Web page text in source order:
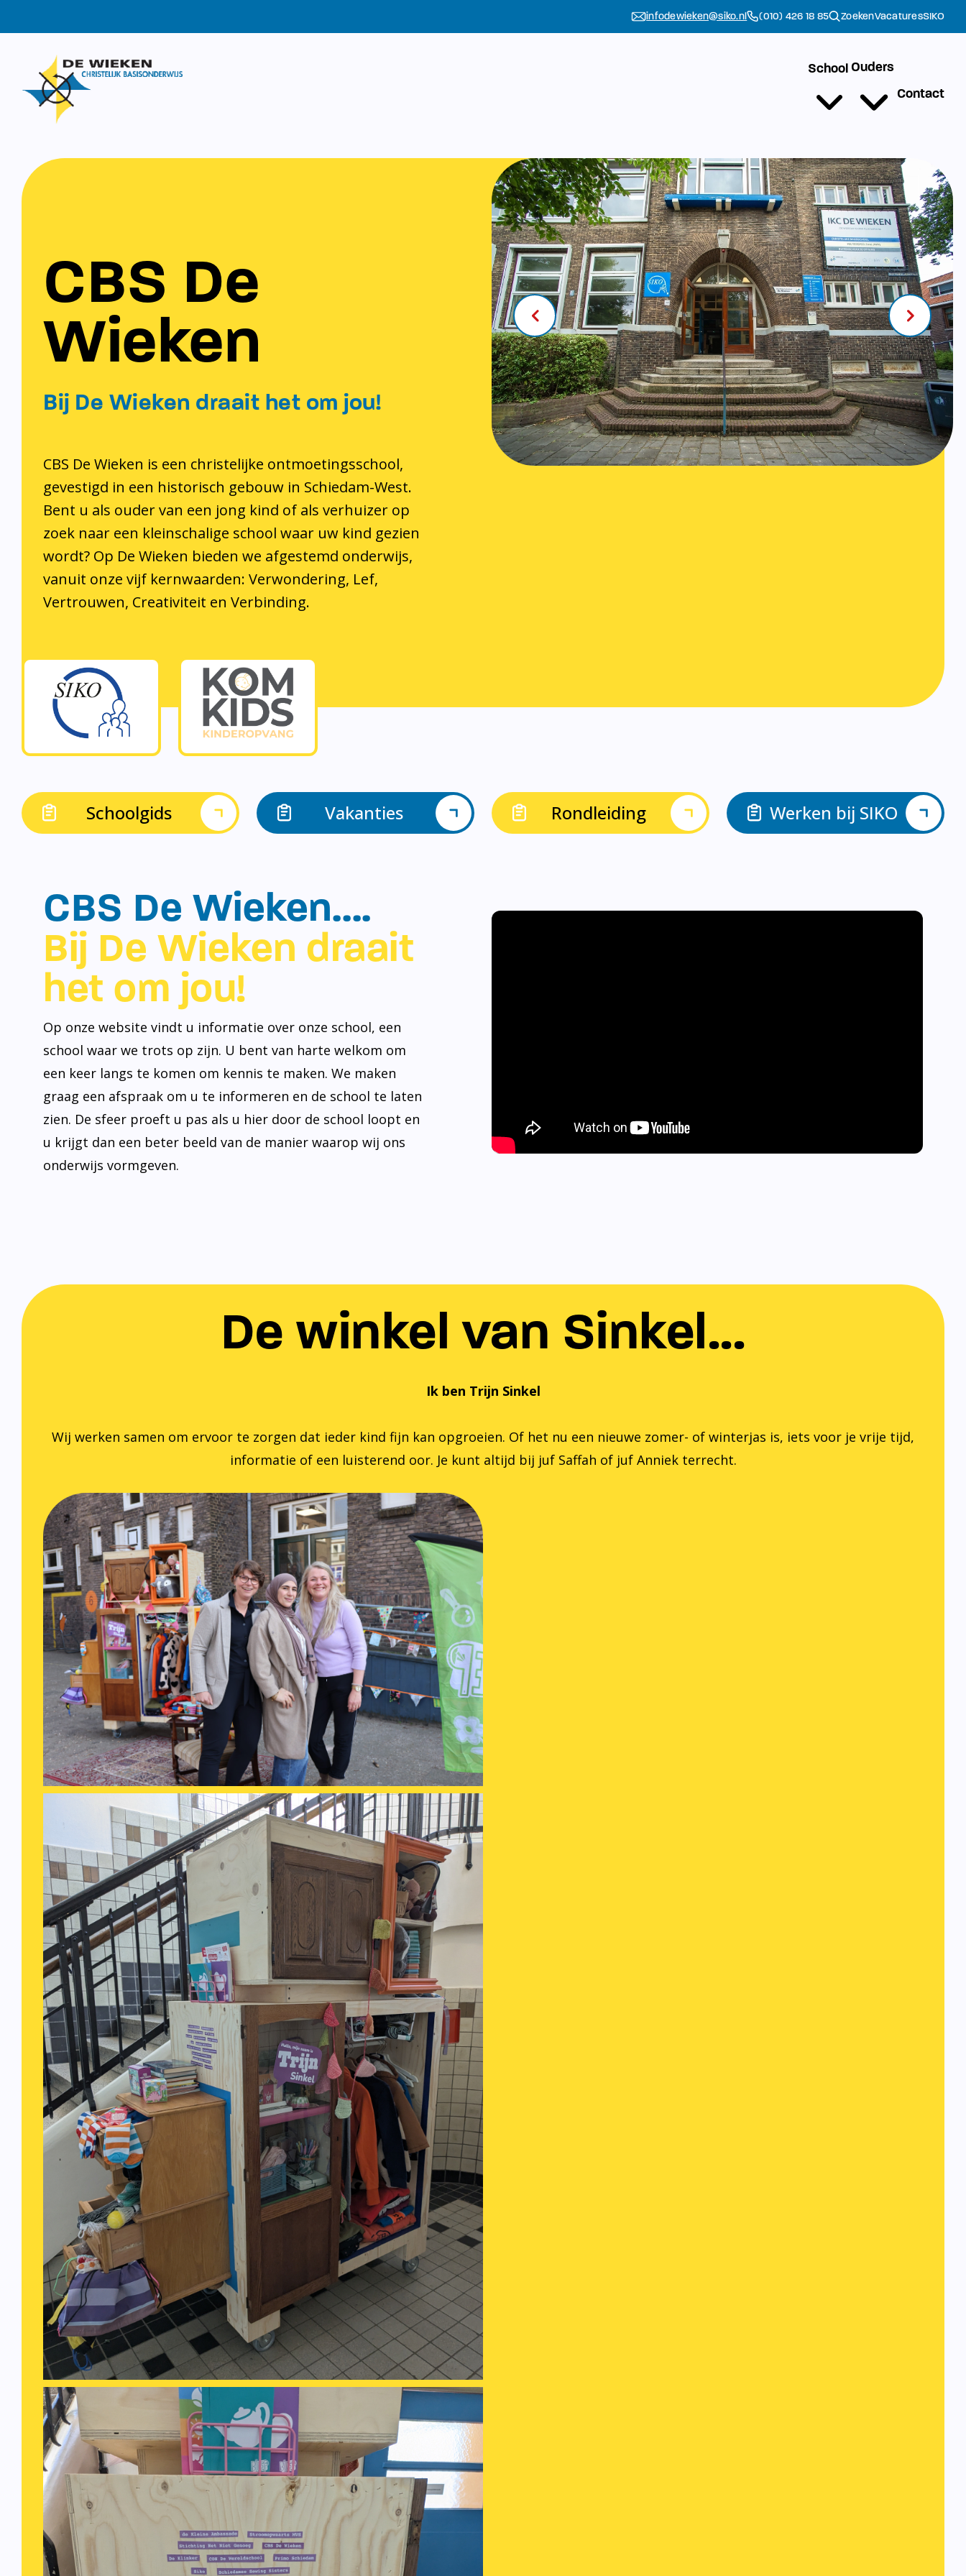
infodewieken@siko.nl (010) 426 18 85 ZoekenVacaturesSIKO
School Ouders
Contact
CBS De
Wieken
Bij De Wieken draait het om jou!
CBS De Wieken is een christelijke ontmoetingsschool,
gevestigd in een historisch gebouw in Schiedam-West.
Bent u als ouder van een jong kind of als verhuizer op
zoek naar een kleinschalige school waar uw kind gezien
wordt? Op De Wieken bieden we afgestemd onderwijs,
vanuit onze vijf kernwaarden: Verwondering, Lef,
Vertrouwen, Creativiteit en Verbinding.
Schoolgids Vakanties Rondleiding Werken bij SIKO
CBS De Wieken….
Bij De Wieken draait
het om jou!
Op onze website vindt u informatie over onze school, een
school waar we trots op zijn. U bent van harte welkom om
een keer langs te komen om kennis te maken. We maken
graag een afspraak om u te informeren en de school te laten
zien. De sfeer proeft u pas als u hier door de school loopt en
u krijgt dan een beter beeld van de manier waarop wij ons
onderwijs vormgeven.
De winkel van Sinkel...
Ik ben Trijn Sinkel
Wij werken samen om ervoor te zorgen dat ieder kind fijn kan opgroeien. Of het nu een nieuwe zomer- of winterjas is, iets voor je vrije tijd,
informatie of een luisterend oor. Je kunt altijd bij juf Saffah of juf Anniek terrecht.